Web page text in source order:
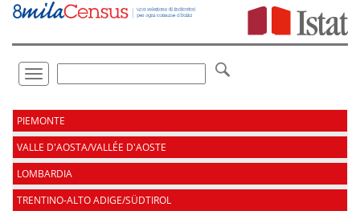
Vai
direttamente
Toggle
navigation
.
PIEMONTE
VALLE D'AOSTA/VALLÉE D'AOSTE
LOMBARDIA
TRENTINO-ALTO ADIGE/SÜDTIROL